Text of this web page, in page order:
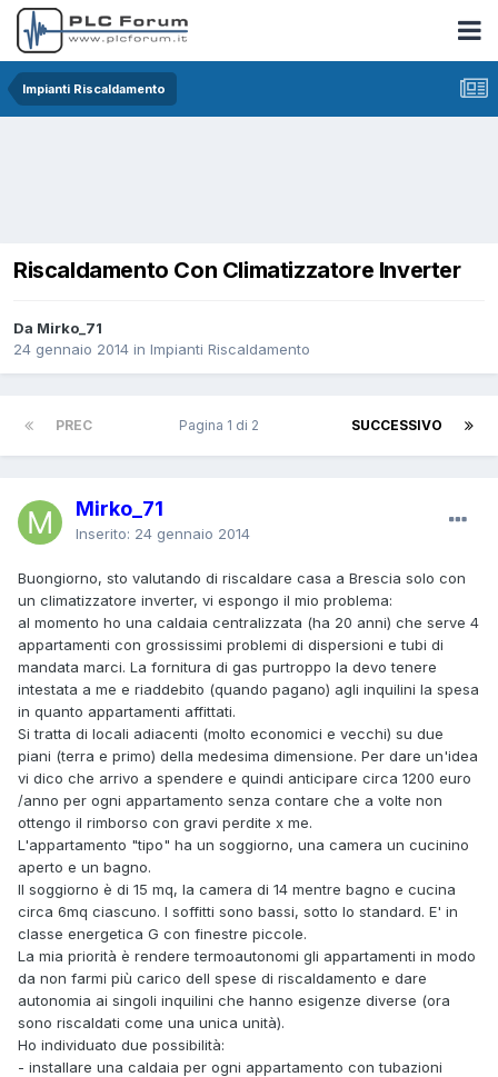
Impianti Riscaldamento
Riscaldamento Con Climatizzatore Inverter
Da Mirko_71
24 gennaio 2014 in Impianti Riscaldamento
PREC SUCCESSIVO
Pagina 1 di 2
Mirko_71
Inserito: 24 gennaio 2014
Buongiorno, sto valutando di riscaldare casa a Brescia solo con
un climatizzatore inverter, vi espongo il mio problema:
al momento ho una caldaia centralizzata (ha 20 anni) che serve 4
appartamenti con grossissimi problemi di dispersioni e tubi di
mandata marci. La fornitura di gas purtroppo la devo tenere
intestata a me e riaddebito (quando pagano) agli inquilini la spesa
in quanto appartamenti affittati.
Si tratta di locali adiacenti (molto economici e vecchi) su due
piani (terra e primo) della medesima dimensione. Per dare un'idea
vi dico che arrivo a spendere e quindi anticipare circa 1200 euro
/anno per ogni appartamento senza contare che a volte non
ottengo il rimborso con gravi perdite x me.
L'appartamento "tipo" ha un soggiorno, una camera un cucinino
aperto e un bagno.
Il soggiorno è di 15 mq, la camera di 14 mentre bagno e cucina
circa 6mq ciascuno. I soffitti sono bassi, sotto lo standard. E' in
classe energetica G con finestre piccole.
La mia priorità è rendere termoautonomi gli appartamenti in modo
da non farmi più carico dell spese di riscaldamento e dare
autonomia ai singoli inquilini che hanno esigenze diverse (ora
sono riscaldati come una unica unità).
Ho individuato due possibilità:
- installare una caldaia per ogni appartamento con tubazioni